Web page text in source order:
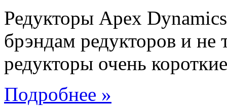
Редукторы Apex
брэндам редукторов и не
редукторы очень
Подробнее »